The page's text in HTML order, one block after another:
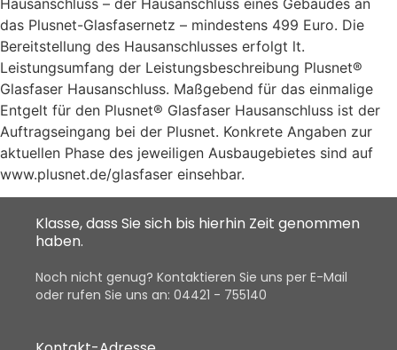
das Plusnet-Glasfasernetz – mindestens 499 Euro. Die
Bereitstellung des Hausanschlusses erfolgt lt.
Leistungsumfang der Leistungsbeschreibung Plusnet®
Glasfaser Hausanschluss. Maßgebend für das einmalige
Entgelt für den Plusnet® Glasfaser Hausanschluss ist der
Auftragseingang bei der Plusnet. Konkrete Angaben zur
aktuellen Phase des jeweiligen Ausbaugebietes sind auf
www.plusnet.de/glasfaser einsehbar.
Klasse, dass Sie sich bis hierhin Zeit genommen
haben.
Noch nicht genug? Kontaktieren Sie uns per E-Mail
oder rufen Sie uns an: 04421 - 755140